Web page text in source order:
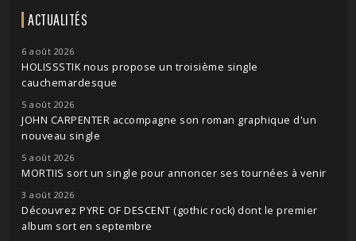
ACTUALITÉS
6 août 2026
HOLISSSTIK nous propose un troisième single
cauchemardesque
5 août 2026
JOHN CARPENTER accompagne son roman graphique d'un
nouveau single
5 août 2026
MORTIIS sort un single pour annoncer ses tournées à venir
3 août 2026
Découvrez PYRE OF DESCENT (gothic rock) dont le premier
album sort en septembre